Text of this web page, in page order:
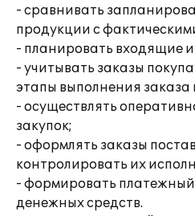
- сравнивать
продукции с
- планировать входящие
- учитывать заказы
этапы выполнения заказа
- осуществлять
закупок;
- оформлять заказы
контролировать их
- формировать
денежных средств.